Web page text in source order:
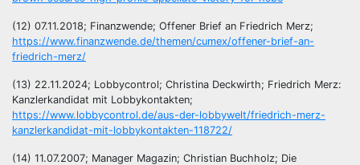
(12) 07.11.2018; Finanzwende; Offener Brief an Friedrich Merz;
https://www.finanzwende.de/themen/cumex/offener-brief-an-
friedrich-merz/
(13) 22.11.2024; Lobbycontrol; Christina Deckwirth; Friedrich Merz:
Kanzlerkandidat mit Lobbykontakten;
https://www.lobbycontrol.de/aus-der-lobbywelt/friedrich-merz-
kanzlerkandidat-mit-lobbykontakten-118722/
(14) 11.07.2007; Manager Magazin; Christian Buchholz; Die